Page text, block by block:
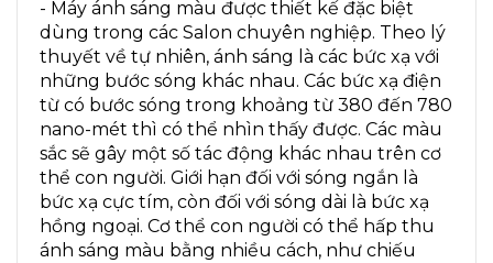
- Máy ánh sáng màu được thiết kế đặc biệt
dùng trong các Salon chuyên nghiệp. Theo lý
thuyết về tự nhiên, ánh sáng là các bức xạ với
những bước sóng khác nhau. Các bức xạ điện
từ có bước sóng trong khoảng từ 380 đến 780
nano-mét thì có thể nhìn thấy được. Các màu
sắc sẽ gây một số tác động khác nhau trên cơ
thể con người. Giới hạn đối với sóng ngắn là
bức xạ cực tím, còn đối với sóng dài là bức xạ
hồng ngoại. Cơ thể con người có thể hấp thu
ánh sáng màu bằng nhiều cách, như chiếu